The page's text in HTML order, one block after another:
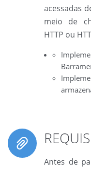
acessadas
meio de
HTTP ou
Antes de